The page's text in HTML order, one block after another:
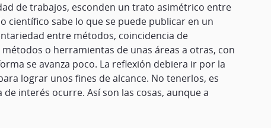
de trabajos, esconden un trato asimétrico entre
científico sabe lo que se puede publicar en un
entre métodos, coincidencia de
o herramientas de unas áreas a otras, con
se avanza poco. La reflexión debiera ir por la
lograr unos fines de alcance. No tenerlos, es
interés ocurre. Así son las cosas, aunque a